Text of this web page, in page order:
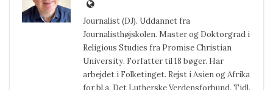
Journalist (DJ). Uddannet fra
Journalisthøjskolen. Master og Doktorgrad i
Religious Studies fra Promise Christian
University. Forfatter til 18 bøger. Har
arbejdet i Folketinget. Rejst i Asien og Afrika
for bl.a. Det Lutherske Verdensforbund. Tidl.